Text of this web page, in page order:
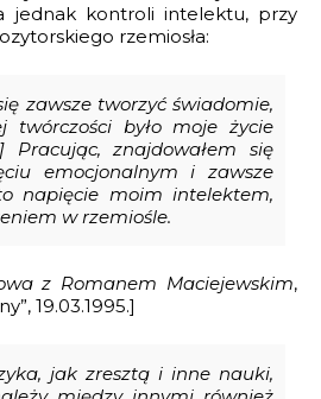
jednak kontroli intelektu, przy
rzemiosła:
zawsze tworzyć świadomie,
twórczości było moje życie
Pracując, znajdowałem się
emocjonalnym i zawsze
napięcie moim intelektem,
w rzemiośle.
z Romanem Maciejewskim,
19.03.1995.]
jak zresztą i inne nauki,